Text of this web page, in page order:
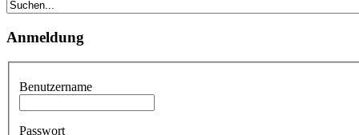
Anmeldung
Benutzername
Passwort